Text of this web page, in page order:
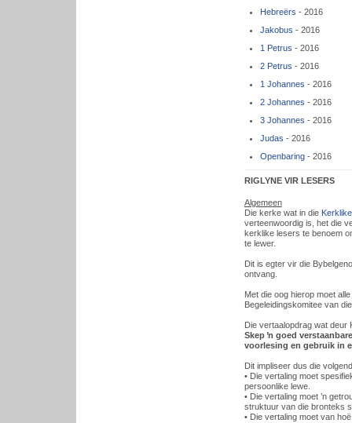
Hebreërs - 2016
Jakobus - 2016
1 Petrus - 2016
2 Petrus - 2016
1 Johannes - 2016
2 Johannes - 2016
3 Johannes - 2016
Judas - 2016
Openbaring- 2016
RIGLYNE VIR LESERS
Algemeen
Die kerke wat in die
verteenwoordig is, het die
kerklike lesers te benoem
te lewer.
Dit is egter vir die
ontvang.
Met die oog hierop moet
Begeleidingskomitee van
Die vertaalopdrag wat deur
Skep ŉ goed
voorlesing en gebruik in
Dit impliseer dus die
• Die vertaling moet
persoonlike lewe.
• Die vertaling moet ’n
struktuur van die bronteks
• Die vertaling moet van